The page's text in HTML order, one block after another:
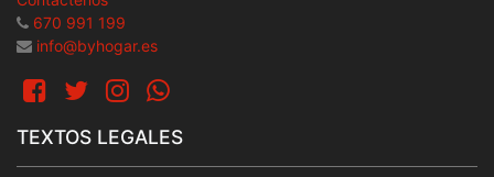
670 991 199
info@byhogar.es
TEXTOS LEGALES